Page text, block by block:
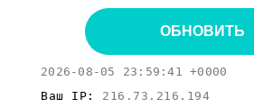
ОБНОВИТЬ
2026-08-05 23:59:41 +0000
Ваш IP: 216.73.216.194